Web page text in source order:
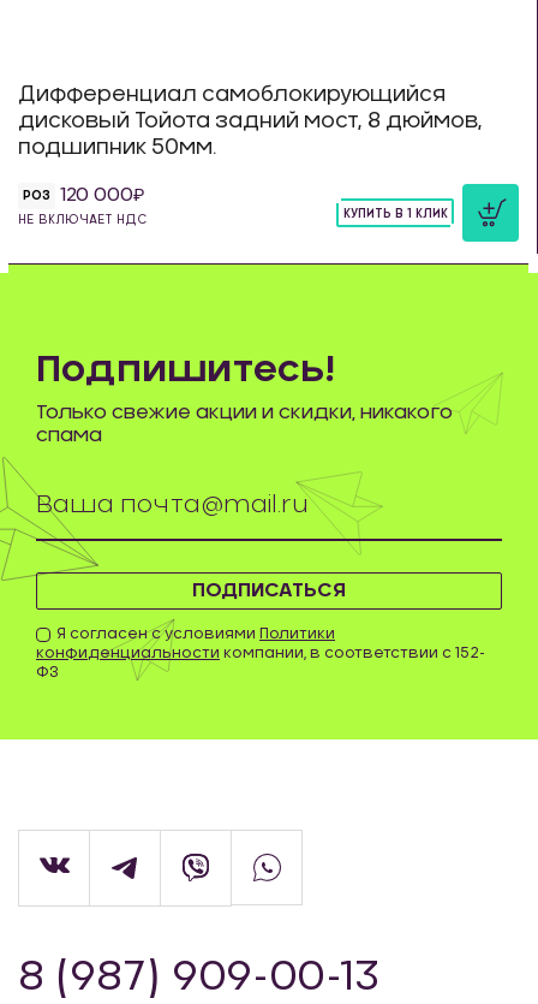
Дифференциал самоблокирующийся
дисковый Тойота задний мост, 8 дюймов,
подшипник 50мм.
РОЗ 120 000
НЕ ВКЛЮЧАЕТ НДС
КУПИТЬ В 1 КЛИК
ПОДПИСАТЬСЯ
Я согласен с условиями Политики
конфиденциальности компании, в соответствии с 152-
ФЗ
Подпишитесь!
Только свежие акции и скидки, никакого
спама
8 (987) 909-00-13